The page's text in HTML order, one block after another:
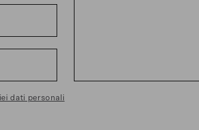
dati personali